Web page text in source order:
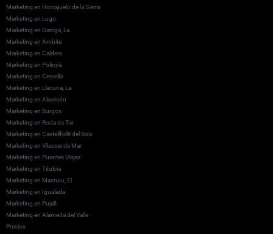
Marketing en Horcajuelo de la Sierra
Marketing en Lugo
Marketing en Garriga, La
Marketing en Ambite
Marketing en Calders
Marketing en Polinyà
Marketing en Cervelló
Marketing en Llacuna, La
Marketing en Alcorcón
Marketing en Burgos
Marketing en Roda de Ter
Marketing en Castellfollit del Boix
Marketing en Vilassar de Mar
Marketing en Puentes Viejas
Marketing en Titulcia
Marketing en Masnou, El
Marketing en Igualada
Marketing en Pujalt
Marketing en Alameda del Valle
Precios